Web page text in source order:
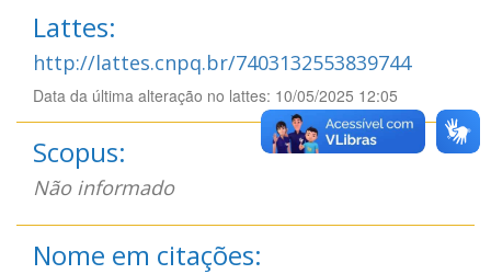
Lattes:
http://lattes.cnpq.br/7403132553839744
Data da última alteração no lattes: 10/05/2025 12:05
Scopus:
Não informado
Nome em citações: